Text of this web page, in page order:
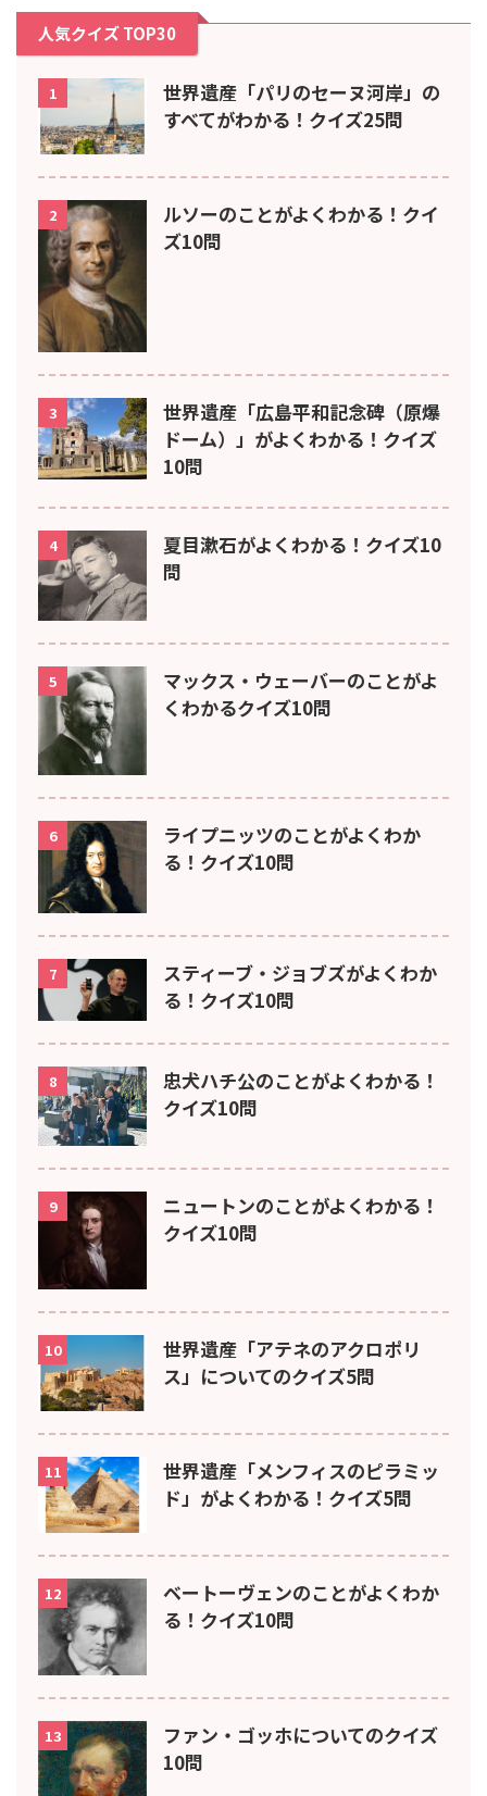
人気クイズ TOP30
1
世界遺産「パリのセーヌ河岸」の
すべてがわかる！クイズ25問
2
ルソーのことがよくわかる！クイ
ズ10問
3
世界遺産「広島平和記念碑（原爆
ドーム）」がよくわかる！クイズ
10問
4
夏目漱石がよくわかる！クイズ10
問
5
マックス・ウェーバーのことがよ
くわかるクイズ10問
6
ライプニッツのことがよくわか
る！クイズ10問
7
スティーブ・ジョブズがよくわか
る！クイズ10問
8
忠犬ハチ公のことがよくわかる！
クイズ10問
9
ニュートンのことがよくわかる！
クイズ10問
10
世界遺産「アテネのアクロポリ
ス」についてのクイズ5問
11
世界遺産「メンフィスのピラミッ
ド」がよくわかる！クイズ5問
12
ベートーヴェンのことがよくわか
る！クイズ10問
13
ファン・ゴッホについてのクイズ
10問